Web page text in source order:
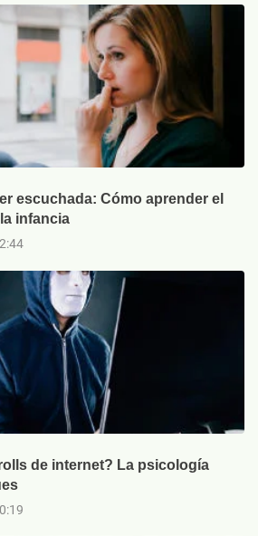
escuchada: Cómo aprender el
infancia
de internet? La psicología